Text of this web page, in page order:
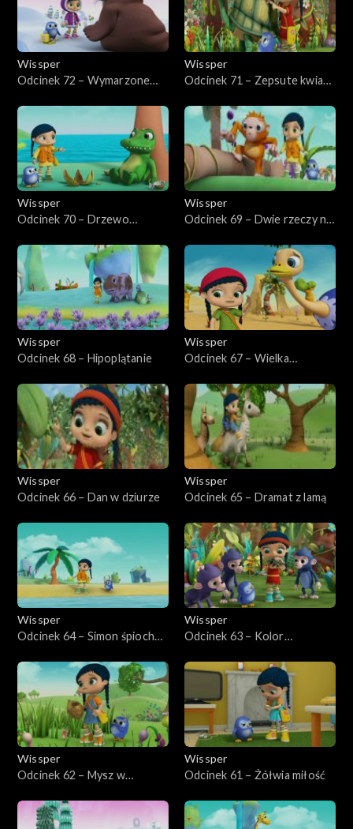
Wissper
Odcinek 72 – Wymarzone
Wissper
Odcinek 71 – Zepsute kwiaty
Wissper
Odcinek 70 – Drzewo
Wissper
Odcinek 69 – Dwie rzeczy na
Wissper
Odcinek 68 – Hipoplątanie
Wissper
Odcinek 67 – Wielka
Wissper
Odcinek 66 – Dan w dziurze
Wissper
Odcinek 65 – Dramat z lamą
Wissper
Odcinek 64 – Simon śpioch
Wissper
Odcinek 63 – Kolor
Wissper
Odcinek 62 – Mysz w
Wissper
Odcinek 61 – Żółwia miłość